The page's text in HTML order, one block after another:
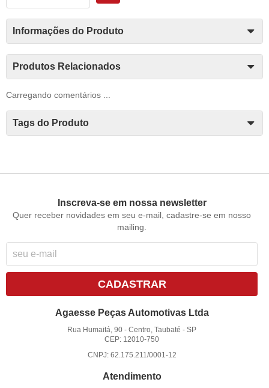
Informações do Produto
Produtos Relacionados
Carregando comentários ...
Tags do Produto
Inscreva-se em nossa newsletter
Quer receber novidades em seu e-mail, cadastre-se em nosso
mailing.
CADASTRAR
Agaesse Peças Automotivas Ltda
Rua Humaitá, 90 -Centro, Taubaté -SP
CEP: 12010-750
CNPJ: 62.175.211/0001-12
Atendimento